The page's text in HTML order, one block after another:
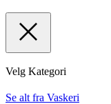
Velg Kategori
Se alt fra Vaskeri